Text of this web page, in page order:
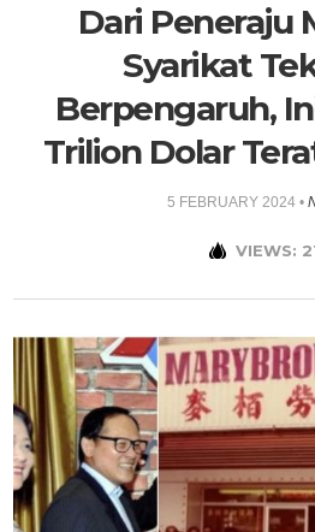
Dari Peneraju
Syarikat
Berpengaruh,
Trilion Dolar
5 FEBRUARY 2024 •
VIEWS: